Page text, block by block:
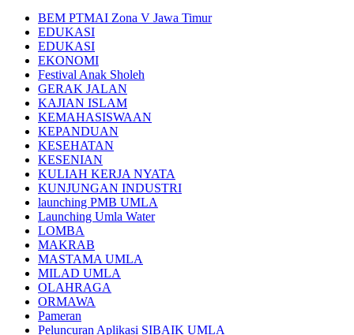
BEM PTMAI Zona V Jawa Timur
EDUKASI
EDUKASI
EKONOMI
Festival Anak Sholeh
GERAK JALAN
KAJIAN ISLAM
KEMAHASISWAAN
KEPANDUAN
KESEHATAN
KESENIAN
KULIAH KERJA NYATA
KUNJUNGAN INDUSTRI
launching PMB UMLA
Launching Umla Water
LOMBA
MAKRAB
MASTAMA UMLA
MILAD UMLA
OLAHRAGA
ORMAWA
Pameran
Peluncuran Aplikasi SIBAIK UMLA